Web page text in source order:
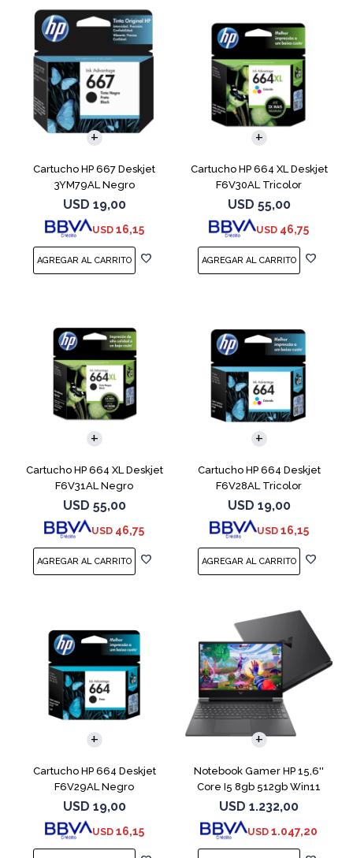
Cartucho HP 667 Deskjet
3YM79AL Negro
USD 19,00
USD 16,15
Cartucho HP 664 XL Deskjet
F6V30AL Tricolor
USD 55,00
USD 46,75
Cartucho HP 664 XL Deskjet
F6V31AL Negro
USD 55,00
USD 46,75
Cartucho HP 664 Deskjet
F6V28AL Tricolor
USD 19,00
USD 16,15
Cartucho HP 664 Deskjet
F6V29AL Negro
USD 19,00
USD 16,15
Notebook Gamer HP 15,6''
Core I5 8gb 512gb Win11
Rtx3050
USD 1.232,00
USD 1.047,20
COMPARAR